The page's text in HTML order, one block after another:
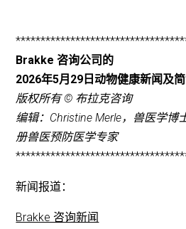
Brakke 咨询公司的
2026年5月29日动物健康新闻及
版权所有 © 布拉克咨询
编辑：Christine Merle，兽医学博
册兽医预防医学专家
新闻报道：
Brakke 咨询新闻